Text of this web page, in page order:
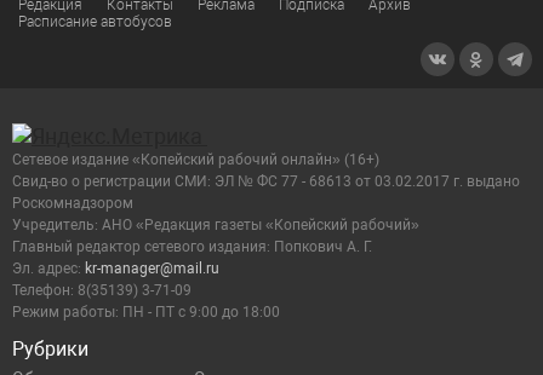
Редакция Контакты Реклама Подписка
Архив
Расписание автобусов
Рубрики
Сетевое издание «Копейский рабочий онлайн» (16+)
Cвид-во о регистрации СМИ: ЭЛ № ФС 77 - 68613 от 03.02.2017 г. выдано
Роскомнадзором
Учредитель: АНО «Редакция газеты «Копейский рабочий»
Главный редактор сетевого издания: Попкович А. Г.
Эл. адрес: kr-manager@mail.ru
Телефон: 8(35139) 3-71-09
Режим работы: ПН - ПТ с 9:00 до 18:00